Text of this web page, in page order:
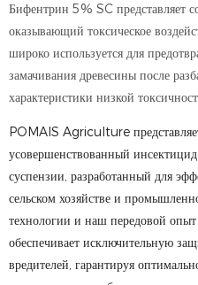
Бифентрин 5% SC представляет
оказывающий токсическое
широко используется для
замачивания древесины после
характеристики низкой
POMAIS Agriculture
усовершенствованный
суспензии, разработанный для
сельском хозяйстве и
технологии и наш передовой
обеспечивает исключительную
вредителей, гарантируя